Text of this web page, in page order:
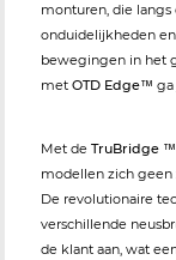
monturen, die
onduidelijkheden
bewegingen in het
met OTD Edge™ ga
Met de TruBridge ™
modellen zich
De revolutionaire
verschillende
de klant aan, wat